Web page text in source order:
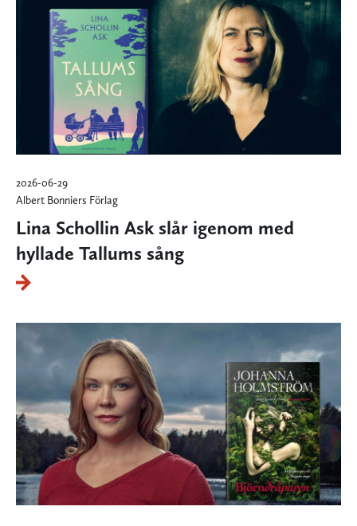
2026-06-29
Albert Bonniers Förlag
Lina Schollin Ask slår igenom med
hyllade Tallums sång